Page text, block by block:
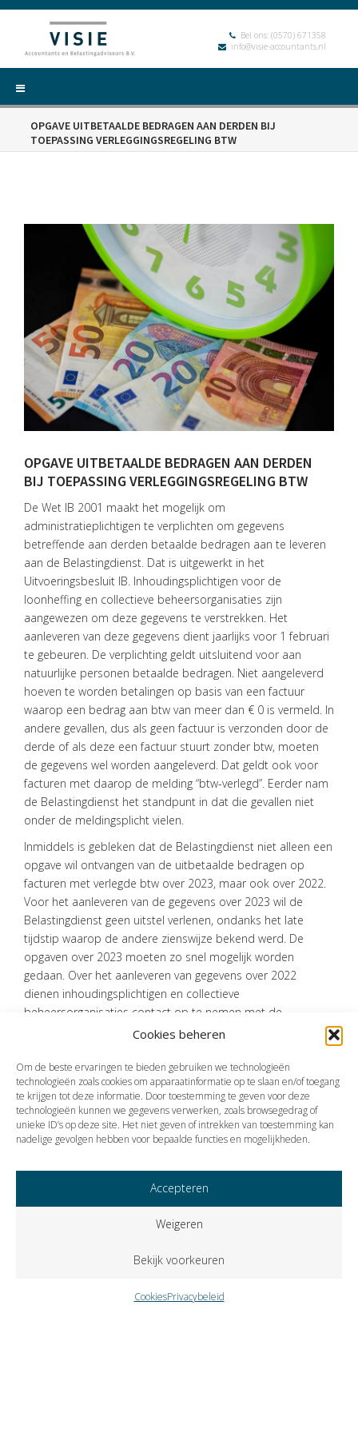
Cookies beheren
Om de beste ervaringen te bieden gebruiken we technologieën
technologieën zoals cookies om apparaatinformatie op te slaan en/of toegang
te krijgen tot deze informatie. Door toestemming te geven voor deze
technologieën kunnen we gegevens verwerken, zoals browsegedrag of
unieke ID’s op deze site. Het niet geven of intrekken van toestemming kan
nadelige gevolgen hebben voor bepaalde functies en mogelijkheden.
Accepteren
Weigeren
Bekijk voorkeuren
CookiesPrivacybeleid
Bel ons: (0570) 671358
info@visie-accountants.nl
HOME
DIENSTEN
OVER
VISIE
ONS
TEAM
ACTUEEL
CONTACT
OPGAVE UITBETAALDE BEDRAGEN AAN DERDEN BIJ
TOEPASSING VERLEGGINGSREGELING BTW
OPGAVE UITBETAALDE BEDRAGEN AAN DERDEN
BIJ TOEPASSING VERLEGGINGSREGELING BTW
De Wet IB 2001 maakt het mogelijk om
administratieplichtigen te verplichten om gegevens
betreffende aan derden betaalde bedragen aan te leveren
aan de Belastingdienst. Dat is uitgewerkt in het
Uitvoeringsbesluit IB. Inhoudingsplichtigen voor de
loonheffing en collectieve beheersorganisaties zijn
aangewezen om deze gegevens te verstrekken. Het
aanleveren van deze gegevens dient jaarlijks voor 1 februari
te gebeuren. De verplichting geldt uitsluitend voor aan
natuurlijke personen betaalde bedragen. Niet aangeleverd
hoeven te worden betalingen op basis van een factuur
waarop een bedrag aan btw van meer dan € 0 is vermeld. In
andere gevallen, dus als geen factuur is verzonden door de
derde of als deze een factuur stuurt zonder btw, moeten
de gegevens wel worden aangeleverd. Dat geldt ook voor
facturen met daarop de melding “btw-verlegd”. Eerder nam
de Belastingdienst het standpunt in dat die gevallen niet
onder de meldingsplicht vielen.
Inmiddels is gebleken dat de Belastingdienst niet alleen een
opgave wil ontvangen van de uitbetaalde bedragen op
facturen met verlegde btw over 2023, maar ook over 2022.
Voor het aanleveren van de gegevens over 2023 wil de
Belastingdienst geen uitstel verlenen, ondanks het late
tijdstip waarop de andere zienswijze bekend werd. De
opgaven over 2023 moeten zo snel mogelijk worden
gedaan. Over het aanleveren van gegevens over 2022
dienen inhoudingsplichtigen en collectieve
beheersorganisaties contact op te nemen met de
Vorige Volgende